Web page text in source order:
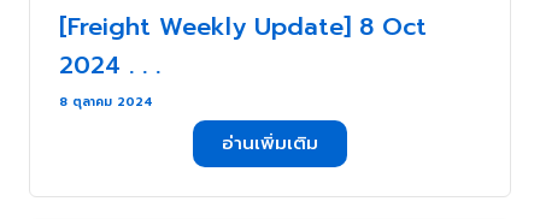
[Freight Weekly Update] 8 Oct
2024 . . .
8 ตุลาคม 2024
อ่านเพิ่มเติม